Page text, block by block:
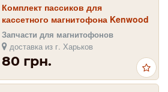
Комплект пассиков для
кассетного магнитофона Kenwood
KX-7010
Запчасти для магнитофонов
доставка из г. Харьков
80 грн.